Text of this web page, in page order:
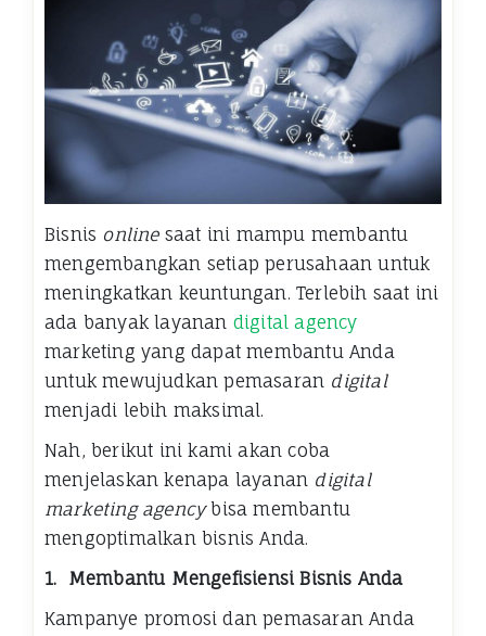
Bisnis online saat ini mampu membantu
mengembangkan setiap perusahaan untuk
meningkatkan keuntungan. Terlebih saat ini
ada banyak layanan digital agency
marketing yang dapat membantu Anda
untuk mewujudkan pemasaran digital
menjadi lebih maksimal.
Nah, berikut ini kami akan coba
menjelaskan kenapa layanan digital
marketing agencybisa membantu
mengoptimalkan bisnis Anda.
1. Membantu Mengefisiensi Bisnis Anda
Kampanye promosi dan pemasaran Anda